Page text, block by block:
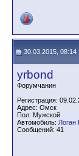
30.03.2015, 08:14
yrbond
Форумчанин
Регистрация:
Адрес: Омск
Пол: Мужской
Автомобиль: Логан
Сообщений: 41